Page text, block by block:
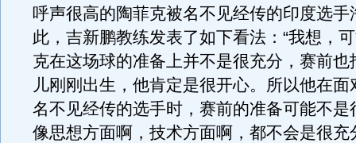
呼声很高的陶菲克被名不见经传的印度选手
此，吉新鹏教练发表了如下看法：“我想，
克在这场球的准备上并不是很充分，赛前也
儿刚刚出生，他肯定是很开心。所以他在面
名不见经传的选手时，赛前的准备可能不是
像思想方面啊，技术方面啊，都不会是很充